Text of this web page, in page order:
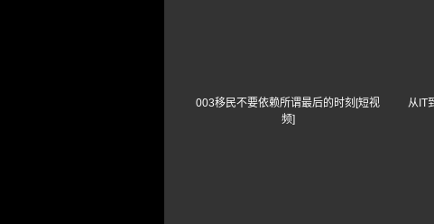
003移民不要依赖所谓最后的时刻[短视
频]
从IT